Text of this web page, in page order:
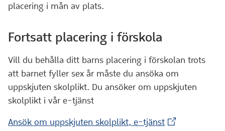
placering i mån av plats.
Fortsatt placering i förskola
Vill du behålla ditt barns placering i förskolan trots
att barnet fyller sex år måste du ansöka om
uppskjuten skolplikt. Du ansöker om uppskjuten
skolplikt i vår e-tjänst
Ansök om uppskjuten skolplikt, e-tjänst(Extern